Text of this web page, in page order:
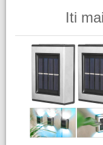
Iti